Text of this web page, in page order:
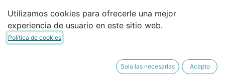
14,75€
12,54€
27,20€
23,12
Utilizamos cookies para ofrecerle una mejor
experiencia de usuario en este sitio web.
Política de cookies
Solo las necesarias Acepto